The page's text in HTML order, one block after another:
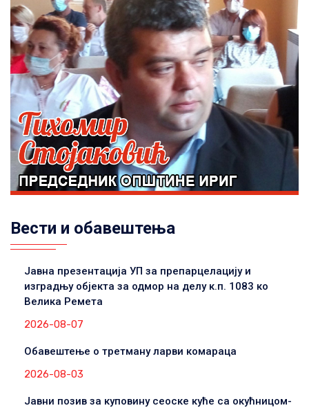
Вести и обавештења
Јавна презентација УП за препарцелацију и
изградњу објекта за одмор на делу к.п. 1083 ко
Велика Ремета
2026-08-07
Обавештење о третману ларви комараца
2026-08-03
Јавни позив за куповину сеоске куће са окућницом-